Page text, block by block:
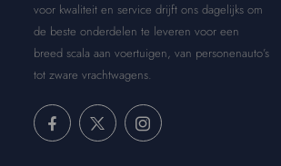
voor kwaliteit en service drijft ons dagelijks om
de beste onderdelen te leveren voor een
breed scala aan voertuigen, van personenauto’s
tot zware vrachtwagens.